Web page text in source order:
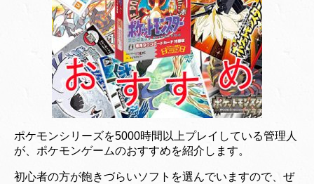
ポケモンシリーズを5000時間以上プレイしている管理人
が、ポケモンゲームのおすすめを紹介します。
初心者の方が飽きづらいソフトを選んでいますので、ぜ